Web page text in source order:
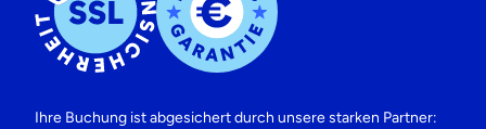
Ihre Buchung ist abgesichert durch unsere starken Partner: